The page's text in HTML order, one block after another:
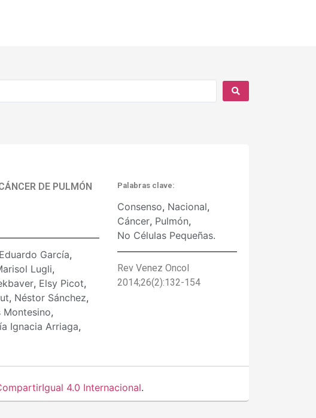
DE PULMÓN
Eduardo García,
Lugli,
, Elsy Picot,
, Néstor Sánchez,
Montesino,
Ignacia Arriaga,
Palabras clave:
Consenso, Nacional,
Cáncer, Pulmón,
No Células Pequeñas.
Rev Venez Oncol
2014;26(2):132-154
4.0 Internacional.